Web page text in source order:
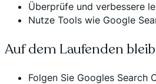
Überprüfe und verbessere
Nutze Tools wie Google
Auf dem Laufenden
Folgen Sie Googles Search